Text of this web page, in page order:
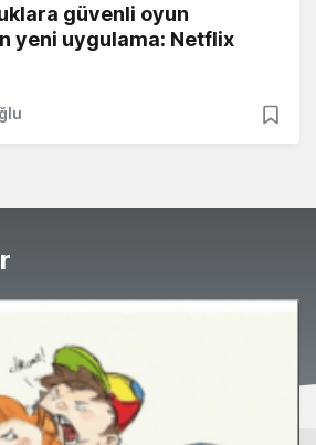
güvenli oyun
yeni uygulama: Netflix